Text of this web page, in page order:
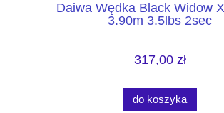
Daiwa Wędka Black Widow
3.90m 3.5lbs 2sec
317,00 zł
do koszyka